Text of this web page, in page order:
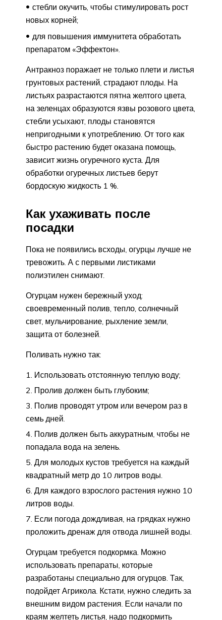
стебли окучить, чтобы стимулировать рост
новых корней;
для повышения иммунитета обработать
препаратом «Эффектон».
Антракноз поражает не только плети и листья
грунтовых растений, страдают плоды. На
листьях разрастаются пятна желтого цвета,
на зеленцах образуются язвы розового цвета,
стебли усыхают, плоды становятся
непригодными к употреблению. От того как
быстро растению будет оказана помощь,
зависит жизнь огуречного куста. Для
обработки огуречных листьев берут
бордоскую жидкость 1 %.
Как ухаживать после
посадки
Пока не появились всходы, огурцы лучше не
тревожить. А с первыми листиками
полиэтилен снимают.
Огурцам нужен бережный уход:
своевременный полив, тепло, солнечный
свет, мульчирование, рыхление земли,
защита от болезней.
Поливать нужно так:
Использовать отстоянную теплую воду;
Пролив должен быть глубоким;
Полив проводят утром или вечером раз в
семь дней.
Полив должен быть аккуратным, чтобы не
попадала вода на зелень.
Для молодых кустов требуется на каждый
квадратный метр до 10 литров воды.
Для каждого взрослого растения нужно 10
литров воды.
Если погода дождливая, на грядках нужно
проложить дренаж для отвода лишней воды.
Огурцам требуется подкормка. Можно
использовать препараты, которые
разработаны специально для огурцов. Так,
подойдет Агрикола. Кстати, нужно следить за
внешним видом растения. Если начали по
краям желтеть листья, надо подкормить